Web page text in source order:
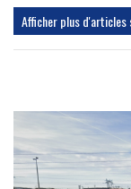
Afficher plus